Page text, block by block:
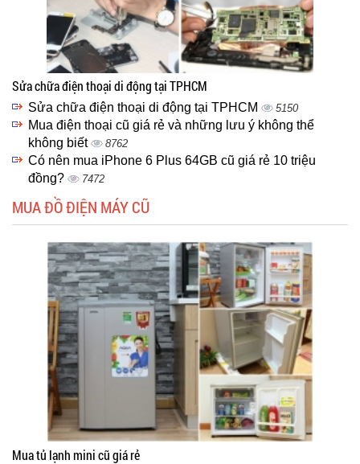
Sửa chữa điện thoại di động tại TPHCM
Sửa chữa điện thoại di động tại TPHCM 5150
Mua điện thoại cũ giá rẻ và những lưu ý không thể
không biết
8762
Có nên mua iPhone 6 Plus 64GB cũ giá rẻ 10 triệu
đồng?
7472
MUA ĐỒ ĐIỆN MÁY CŨ
Mua tủ lạnh mini cũ giá rẻ